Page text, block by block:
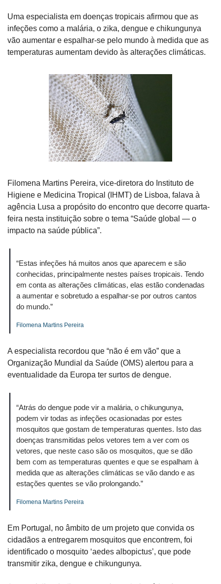
Uma especialista em doenças tropicais afirmou que as
infeções como a malária, o zika, dengue e chikungunya
vão aumentar e espalhar-se pelo mundo à medida que as
temperaturas aumentam devido às alterações climáticas.
Filomena Martins Pereira, vice-diretora do Instituto de
Higiene e Medicina Tropical (IHMT) de Lisboa, falava à
agência Lusa a propósito do encontro que decorre quarta-
feira nesta instituição sobre o tema “Saúde global — o
impacto na saúde pública”.
“Estas infeções há muitos anos que aparecem e são
conhecidas, principalmente nestes países tropicais. Tendo
em conta as alterações climáticas, elas estão condenadas
a aumentar e sobretudo a espalhar-se por outros cantos
do mundo.”
Filomena Martins Pereira
A especialista recordou que “não é em vão” que a
Organização Mundial da Saúde (OMS) alertou para a
eventualidade da Europa ter surtos de dengue.
“Atrás do dengue pode vir a malária, o chikungunya,
podem vir todas as infeções ocasionadas por estes
mosquitos que gostam de temperaturas quentes. Isto das
doenças transmitidas pelos vetores tem a ver com os
vetores, que neste caso são os mosquitos, que se dão
bem com as temperaturas quentes e que se espalham à
medida que as alterações climáticas se vão dando e as
estações quentes se vão prolongando.”
Filomena Martins Pereira
Em Portugal, no âmbito de um projeto que convida os
cidadãos a entregarem mosquitos que encontrem, foi
identificado o mosquito ‘aedes albopictus’, que pode
transmitir zika, dengue e chikungunya.